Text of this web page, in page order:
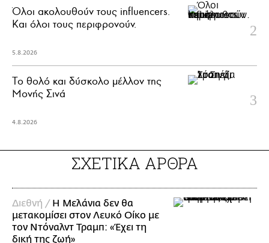
Όλοι ακολουθούν τους influencers.
Και όλοι τους περιφρονούν.
5.8.2026
Το θολό και δύσκολο μέλλον της
Μονής Σινά
4.8.2026
ΣΧΕΤΙΚΑ ΑΡΘΡΑ
Διεθνή / Η Μελάνια δεν θα
μετακομίσει στον Λευκό Οίκο με
τον Ντόναλντ Τραμπ: «Έχει τη
δική της ζωή»